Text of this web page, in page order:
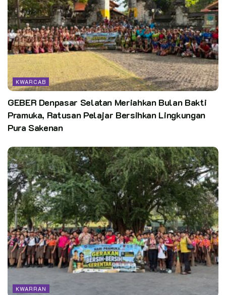
KWARCAB
GEBER Denpasar Selatan Meriahkan Bulan Bakti
Pramuka, Ratusan Pelajar Bersihkan Lingkungan
Pura Sakenan
KWARRAN